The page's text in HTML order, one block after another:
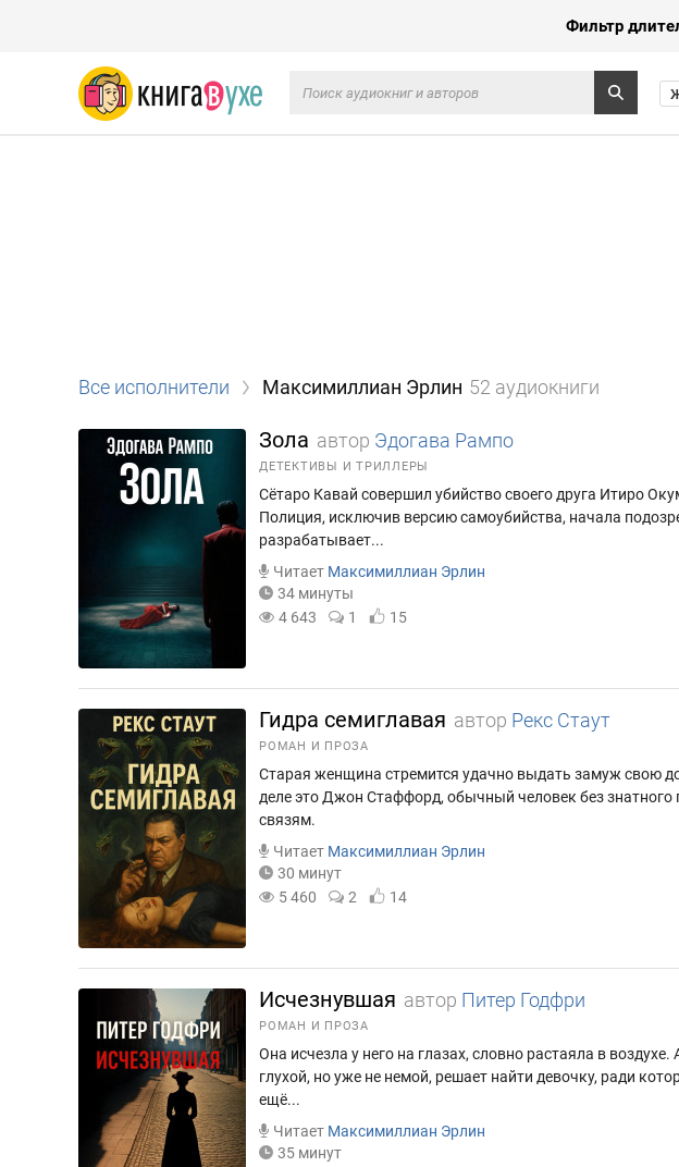
Фильтр
Все исполнители Максимиллиан Эрлин 52 аудиокниги
Зола автор Эдогава Рампо
ДЕТЕКТИВЫ И ТРИЛЛЕРЫ
Сётаро Кавай совершил убийство своего друга Итиро
Полиция, исключив версию самоубийства, начала
разрабатывает...
Читает Максимиллиан Эрлин
34 минуты
4 643
1 15
Гидра семиглавая автор Рекс Стаут
РОМАН И ПРОЗА
Старая женщина стремится удачно выдать замуж свою
деле это Джон Стаффорд, обычный человек без
связям.
Читает Максимиллиан Эрлин
30 минут
5 460
2 14
Исчезнувшая автор Питер Годфри
РОМАН И ПРОЗА
Она исчезла у него на глазах, словно растаяла в
глухой, но уже не немой, решает найти девочку, ради
ещё...
Читает Максимиллиан Эрлин
35 минут